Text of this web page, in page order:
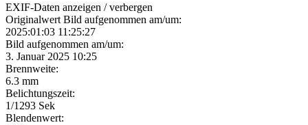
EXIF-Daten anzeigen / verbergen
Originalwert Bild aufgenommen am/um:
2025:01:03 11:25:27
Bild aufgenommen am/um:
3. Januar 2025 10:25
Brennweite:
6.3 mm
Belichtungszeit:
1/1293 Sek
Blendenwert: